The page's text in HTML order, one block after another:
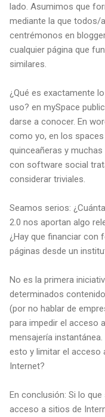
lado. Asumimos que
mediante la que todos/
centrémonos en
cualquier página que
similares.
¿Qué es exactamente
uso? en mySpace
darse a conocer. En
como yo, en los
quinceañeras y
con software social
considerar triviales.
Seamos serios:
2.0 nos aportan algo
¿Hay que financiar con
páginas desde un
No es la primera
determinados
(por no hablar de
para impedir el acceso
mensajería
esto y limitar el acceso
Internet?
En conclusión: Si lo
acceso a sitios de